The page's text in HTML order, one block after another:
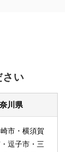
さい
川県
市・横須賀
逗子市・三